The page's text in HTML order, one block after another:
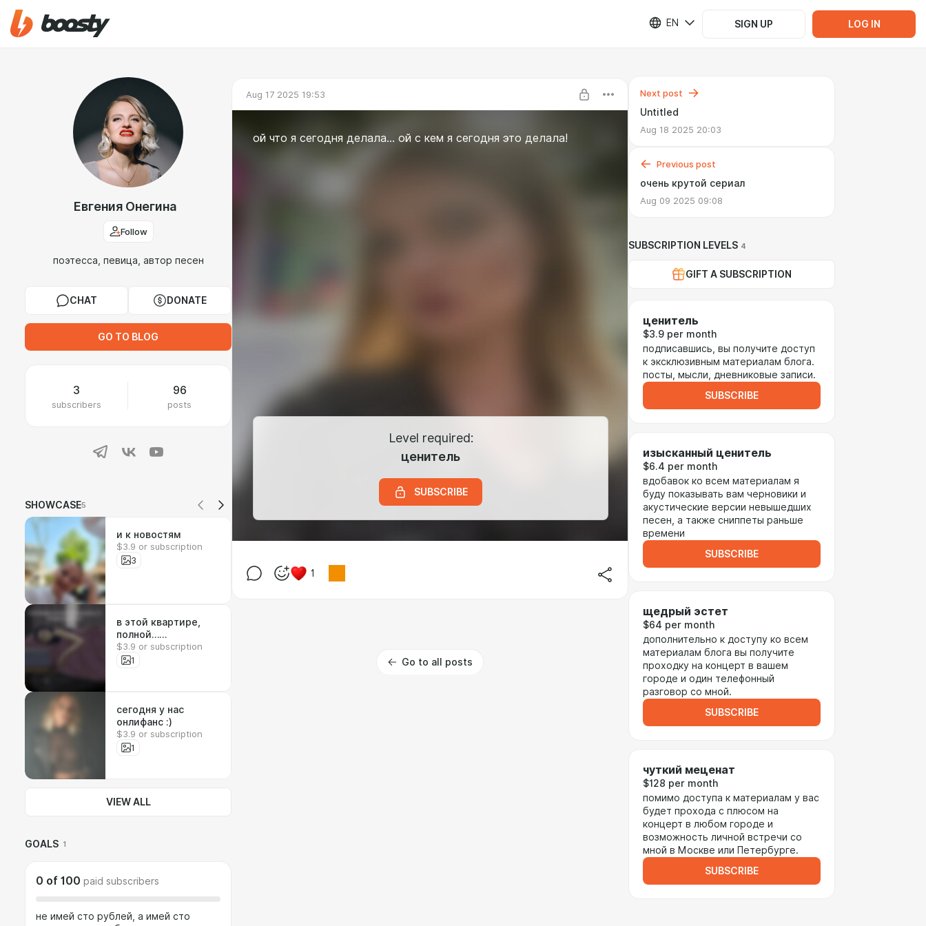
EN SIGN UP LOG IN
Евгения Онегина
Follow
поэтесса, певица, автор песен
CHAT DONATE
GO TO BLOG
3
subscribers
96
posts
SHOWCASE5
и к новостям
$3.9 or subscription
3
в этой квартире,
полной…
привидений?
$3.9 or subscription
1
сегодня у нас
онлифанс :)
$3.9 or subscription
1
VIEW ALL
GOALS 1
0 of 100 paid subscribers
не имей сто рублей, а имей сто
Aug 17 2025 19:53
ой что я сегодня делала... ой с кем я сегодня это делала!
Level required:
ценитель
SUBSCRIBE
1
Go to all posts
Next post
Untitled
Aug 18 2025 20:03
Previous post
очень крутой сериал
Aug 09 2025 09:08
SUBSCRIPTION LEVELS 4
GIFT A SUBSCRIPTION
ценитель
$3.9 per month
подписавшись, вы получите доступ
к эксклюзивным материалам блога.
посты, мысли, дневниковые записи.
SUBSCRIBE
изысканный ценитель
$6.4 per month
вдобавок ко всем материалам я
буду показывать вам черновики и
акустические версии невышедших
песен, а также сниппеты раньше
времени
SUBSCRIBE
щедрый эстет
$64 per month
дополнительно к доступу ко всем
материалам блога вы получите
проходку на концерт в вашем
городе и один телефонный
разговор со мной.
SUBSCRIBE
чуткий меценат
$128 per month
помимо доступа к материалам у вас
будет прохода с плюсом на
концерт в любом городе и
возможность личной встречи со
мной в Москве или Петербурге.
SUBSCRIBE